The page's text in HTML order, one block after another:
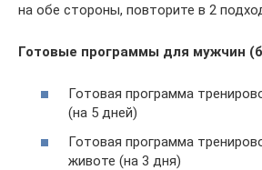
на обе стороны, повторите в 2
Готовые программы для мужчин
Готовая программа
(на 5 дней)
Готовая программа
животе (на 3 дня)